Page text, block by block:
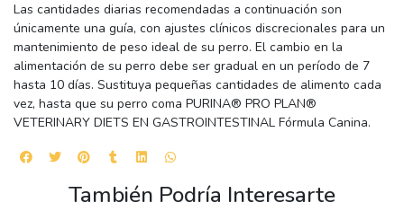
Las cantidades diarias recomendadas a continuación son
únicamente una guía, con ajustes clínicos discrecionales para un
mantenimiento de peso ideal de su perro. El cambio en la
alimentación de su perro debe ser gradual en un período de 7
hasta 10 días. Sustituya pequeñas cantidades de alimento cada
vez, hasta que su perro coma PURINA® PRO PLAN®
VETERINARY DIETS EN GASTROINTESTINAL Fórmula Canina.
También Podría Interesarte